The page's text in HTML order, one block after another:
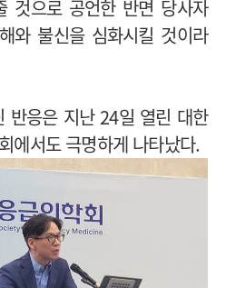
것으로 공언한 반면 당사자
와 불신을 심화시킬 것이라
반응은 지난 24일 열린 대한
에서도 극명하게 나타났다.